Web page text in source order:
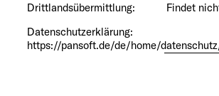
Drittlandsübermittlung: Findet
Datenschutzerklärung:
https://pansoft.de/de/home/